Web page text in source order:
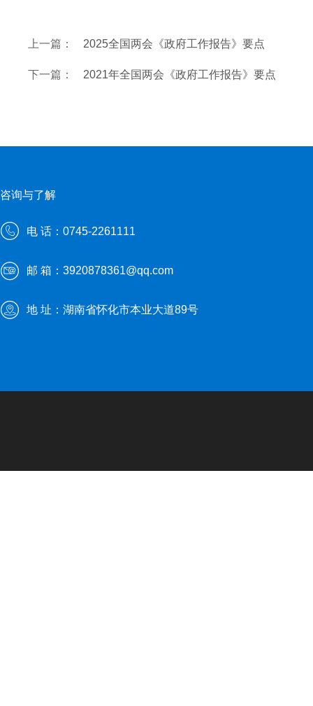
上一篇： 2025全国两会《政府工作报告》要点
下一篇： 2021年全国两会《政府工作报告》要点 ​
咨询与了解
电 话：0745-2261111
邮 箱：3920878361@qq.com
地 址：湖南省怀化市本业大道89号